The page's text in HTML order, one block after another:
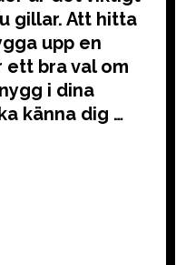
gillar. Att hitta
upp en
bra val om
i dina
känna dig …